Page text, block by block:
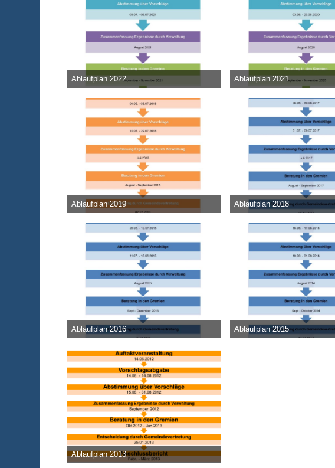
Ablaufplan 2022
Admin-8. Juni 2021
31.130
0 0
Ablaufplan 2021
Admin-22. Juni 2020
39.161
0 0
Ablaufplan 2019
Admin-23. April 2018
37.888
0 0
Ablaufplan 2018
Admin-30. Mai 2017
29.722
0 0
Ablaufplan 2016
Admin-22. Juli 2015
27.338
0 0
Ablaufplan 2015
Admin-20. August 2014
Ablaufplan 2013
Admin-31. Mai 2012